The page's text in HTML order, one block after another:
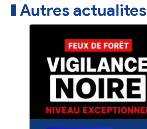
Autres actualites